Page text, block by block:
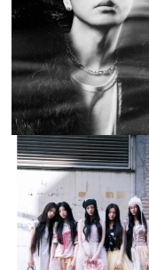
305 0
musicjapantv
💡8月特番放送決定！
8月 4
2 0